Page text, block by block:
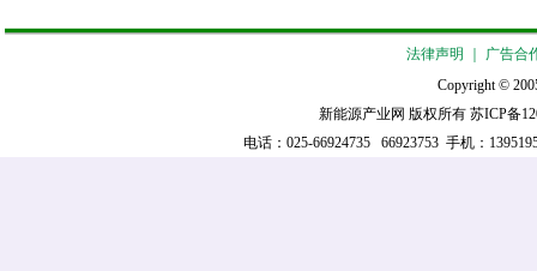
法律声明
广告合
Copyright ©
新能源产业网 版权所有 苏ICP备
电话：025-66924735 66923753 手机：